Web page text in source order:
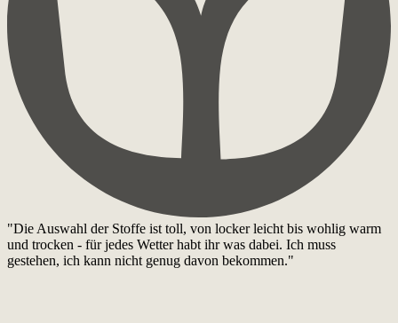
"Die Auswahl der Stoffe ist toll, von locker leicht bis wohlig warm
und trocken - für jedes Wetter habt ihr was dabei. Ich muss
gestehen, ich kann nicht genug davon bekommen."